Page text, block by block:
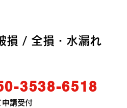
損 / 全損・水漏れ
3538-6518
申請受付